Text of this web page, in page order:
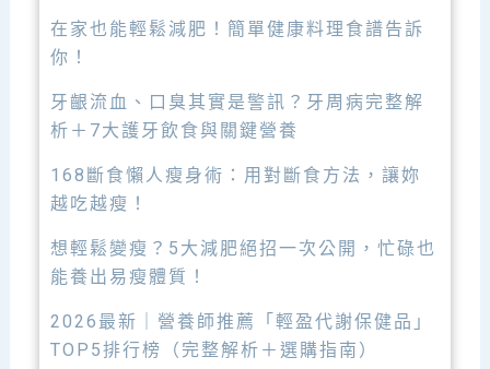
在家也能輕鬆減肥！簡單健康料理食譜告訴
你！
牙齦流血、口臭其實是警訊？牙周病完整解
析＋7大護牙飲食與關鍵營養
168斷食懶人瘦身術：用對斷食方法，讓妳
越吃越瘦！
想輕鬆變瘦？5大減肥絕招一次公開，忙碌也
能養出易瘦體質！
2026最新｜營養師推薦「輕盈代謝保健品」
TOP5排行榜（完整解析＋選購指南）